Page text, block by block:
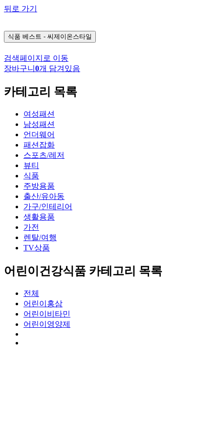
뒤로 가기
식품 베스트 - 씨제이온스타일
검색페이지로 이동
장바구니 0개 담겨있음
카테고리 목록
여성패션
남성패션
언더웨어
패션잡화
스포츠/레저
뷰티
식품
주방용품
출산/유아동
가구/인테리어
생활용품
가전
렌탈/여행
TV상품
어린이건강식품 카테고리 목록
전체
어린이홍삼
어린이비타민
어린이영양제